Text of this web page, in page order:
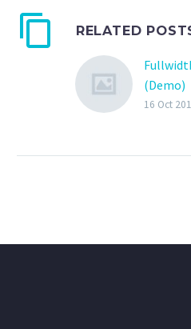
RELATED
(Demo)
16 Oct